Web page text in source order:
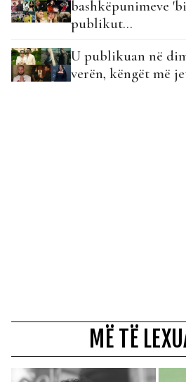
bashkëpunimeve
publikut...
U publikuan në
verën, këngët më
MË TË